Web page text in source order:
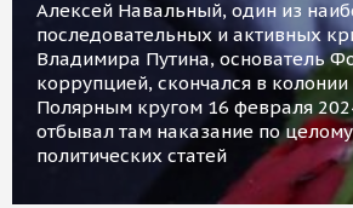
Алексей Навальный, один из
последовательных и активных
Владимира Путина, основатель
коррупцией, скончался в
Полярным кругом 16 февраля
отбывал там наказание по
политических статей